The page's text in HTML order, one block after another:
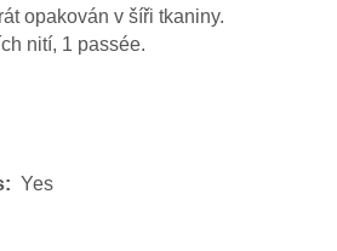
opakován v šíři tkaniny.
nití, 1 passée.
Yes